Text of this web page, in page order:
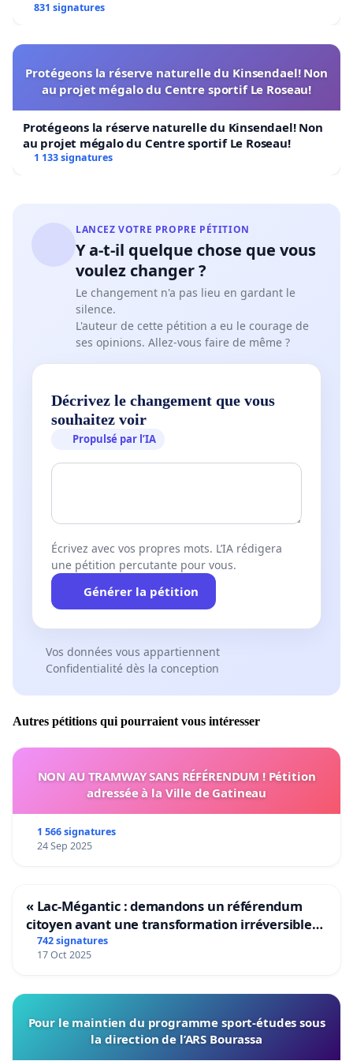
A) D’éloigner la halde à stérile à 5.2 km du lac Daigle
au bruit, à la poussière et au paysage.
B) Que la halde à stérile soit dans le même bassin
versant que tout le reste des installations de la
mine, donc éliminer le risque de contamination de
l’eau potable des résidents du lac Daigle.
même diminuer les gaz à effets de serre produits
par les camions de transport du stérile.
Si la minière MFQ veut réellement que son projet et
ceux à venir (achat du site minier de Alderon que
MFQ pense peut-être exploiter) aient une
acceptabilité sociale, elle devra s’assurer que ses
choix prennent en compte la qualité de vie de la
population de Fermont, incluant ceux résidant au
Lac Daigle. Nous habitons cette région, nos
préoccupations sont légitimes et doivent être
entendues.
sera envoyé suite à votre signature, pour que celle-
ci soit valide vous devez confirmer que vous avez
signé la pétition.
831 signatures
Protégeons la réserve naturelle du Kinsendael! Non
au projet mégalo du Centre sportif Le Roseau!
Protégeons la réserve naturelle du Kinsendael! Non
au projet mégalo du Centre sportif Le Roseau!
1 133 signatures
LANCEZ VOTRE PROPRE PÉTITION
Y a-t-il quelque chose que vous
voulez changer ?
Le changement n'a pas lieu en gardant le
silence.
L'auteur de cette pétition a eu le courage de
ses opinions. Allez-vous faire de même ?
Décrivez le changement que vous
souhaitez voir
Propulsé par l’IA
Écrivez avec vos propres mots. L’IA rédigera
une pétition percutante pour vous.
Générer la pétition
Vos données vous appartiennent
Confidentialité dès la conception
Autres pétitions qui pourraient vous intéresser
NON AU TRAMWAY SANS RÉFÉRENDUM ! Pétition
adressée à la Ville de Gatineau
1 566 signatures
24 Sep 2025
« Lac-Mégantic : demandons un référendum
citoyen avant une transformation irréversible
de notre territoire »
742 signatures
17 Oct 2025
Pour le maintien du programme sport-études sous
la direction de l’ARS Bourassa